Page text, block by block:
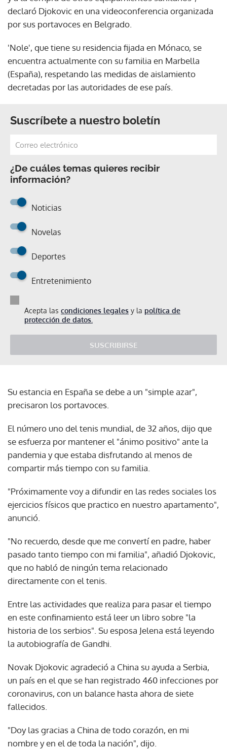
declaró Djokovic en una videoconferencia organizada
por sus portavoces en Belgrado.
'Nole', que tiene su residencia fijada en Mónaco, se
encuentra actualmente con su familia en Marbella
(España), respetando las medidas de aislamiento
decretadas por las autoridades de ese país.
Suscríbete a nuestro boletín
¿De cuáles temas quieres recibir
información?
Noticias
Novelas
Deportes
Entretenimiento
Acepta las condiciones legales y la política de
protección de datos.
SUSCRIBIRSE
Su estancia en España se debe a un "simple azar",
precisaron los portavoces.
El número uno del tenis mundial, de 32 años, dijo que
se esfuerza por mantener el "ánimo positivo" ante la
pandemia y que estaba disfrutando al menos de
compartir más tiempo con su familia.
"Próximamente voy a difundir en las redes sociales los
ejercicios físicos que practico en nuestro apartamento",
anunció.
"No recuerdo, desde que me convertí en padre, haber
pasado tanto tiempo con mi familia", añadió Djokovic,
que no habló de ningún tema relacionado
directamente con el tenis.
Entre las actividades que realiza para pasar el tiempo
en este confinamiento está leer un libro sobre "la
historia de los serbios". Su esposa Jelena está leyendo
la autobiografía de Gandhi.
Novak Djokovic agradeció a China su ayuda a Serbia,
un país en el que se han registrado 460 infecciones por
coronavirus, con un balance hasta ahora de siete
fallecidos.
"Doy las gracias a China de todo corazón, en mi
nombre y en el de toda la nación", dijo.